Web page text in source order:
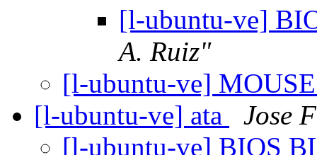
[l-ubuntu-ve]
A. Ruiz"
[l-ubuntu-ve]
[l-ubuntu-ve] ata
Jose
[l-ubuntu-ve] BIOS